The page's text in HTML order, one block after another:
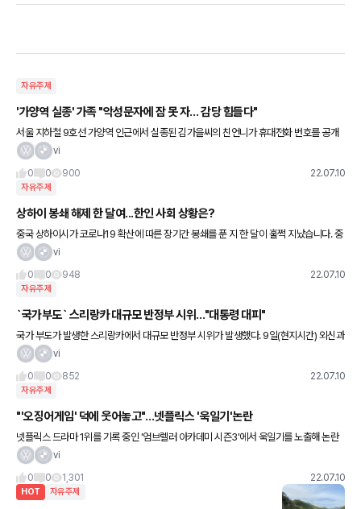
자유주제
'가양역 실종' 가족 "악성문자에 잠 못 자… 감당 힘들다"
서울 지하철 9호선 가양역 인근에서 실종된 김가을씨의 친언니가 휴대전화 번호를 공개
한 뒤 악성 메시지를 받고 있는 것으로 나타났다. 김씨의 언니 A씨는 지난 8일 자신의 인
vi
0
0 900 22.07.10
자유주제
상하이 봉쇄 해제 한 달여...한인 사회 상황은?
중국 상하이시가 코로나19 확산에 따른 장기간 봉쇄를 푼 지 한 달이 훌쩍 지났습니다. 중
국 당국은 코로나19와의 전쟁에서 승리했다고 선언했지만, 한인 사회의 표정은 밝지만은
vi
0
0 948 22.07.10
자유주제
`국가부도` 스리랑카 대규모 반정부 시위…"대통령 대피"
국가 부도가 발생한 스리랑카에서 대규모 반정부 시위가 발생했다. 9일(현지시간) 외신과
스리랑카 매체에 따르면 이날 수도 콜롬보의 대통령 관저 인근과 거리에서는 수천명이 정
vi
0
0 852 22.07.10
자유주제
"'오징어게임' 덕에 웃어놓고"…넷플릭스 '욱일기'논란
넷플릭스 드라마 1위를 기록 중인 '엄브렐러 아카데미 시즌3'에서 욱일기를 노출해 논란
이다. 9일 사이버 외교 사절단 반크는 '엄브렐러 아카데미 시즌3' 6회와 10회 여러 장면
vi
0
0 1,301 22.07.10
HOT 자유주제